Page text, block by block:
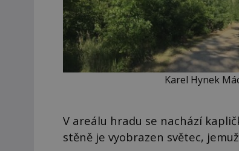
Karel Hynek
V areálu hradu se nachází
stěně je vyobrazen světec,